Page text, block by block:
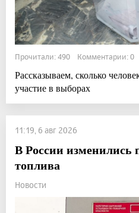
Прочитали: 490 Комментарии: 0
Рассказываем, сколько
участие в выборах
11:19, 6 авг 2026
В России изменились
топлива
Новости